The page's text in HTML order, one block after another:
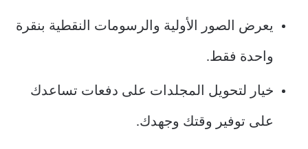
يعرض الصور الأولية والرسومات النقطية بنقرة
واحدة فقط.
خيار لتحويل المجلدات على دفعات تساعدك
على توفير وقتك وجهدك.